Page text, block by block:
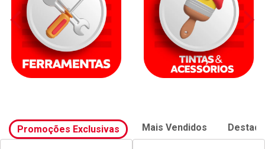
Promoções Exclusivas Mais Vendidos